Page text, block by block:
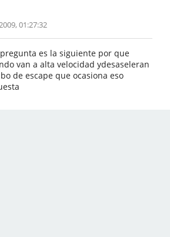
01:27:32
es la siguiente por que
van a alta velocidad ydesaseleran
de escape que ocasiona eso